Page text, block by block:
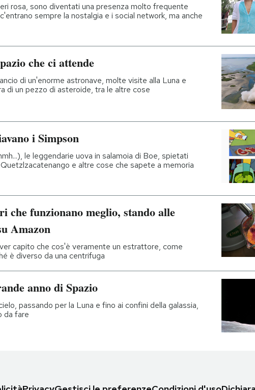
rosa, sono diventati una presenza molto frequente
sempre la nostalgia e i social network, ma anche
che ci attende
di un'enorme astronave, molte visite alla Luna e
di un pezzo di asteroide, tra le altre cose
i Simpson
le leggendarie uova in salamoia di Boe, spietati
e altre cose che sapete a memoria
che funzionano meglio, stando alle
Amazon
capito che cos'è veramente un estrattore, come
è diverso da una centrifuga
anno di Spazio
passando per la Luna e fino ai confini della galassia,
da fare